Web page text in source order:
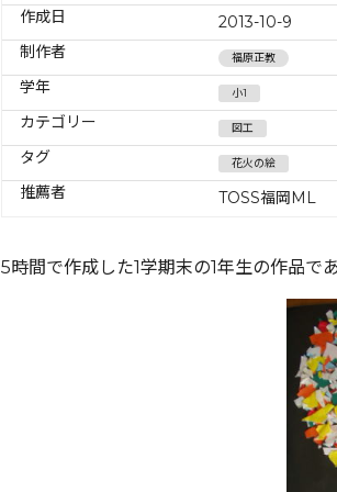
作成日
2013-10-9
制作者
福原正教
学年 小1
カテゴリー 図工
タグ 花火の絵
推薦者 TOSS福岡ML
5時間で作成した1学期末の1年生の作品で